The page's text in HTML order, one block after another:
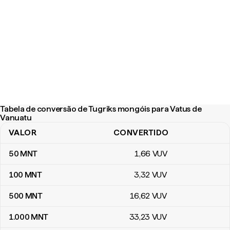
Tabela de conversão de Tugriks mongóis para Vatus de
Vanuatu
Tabela de conversão de Tugriks mongóis para Vatus de Vanuatu
VALOR CONVERTIDO
50 MNT 1,66 VUV
100 MNT 3,32 VUV
500 MNT 16,62 VUV
1.000 MNT 33,23 VUV